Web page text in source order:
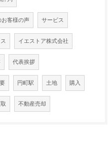
お客様の声 サービス
イエストア株式会社
代表挨拶
円町駅 土地 購入
不動産売却